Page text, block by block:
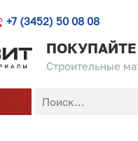
+7 (3452) 50 08 08
Строительные